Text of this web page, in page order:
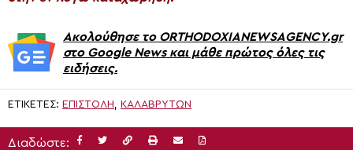
Ακολούθησε το ORTHODOXIANEWSAGENCY.gr
στο Google News και μάθε πρώτος όλες τις
ειδήσεις.
ΕΤΙΚΈΤΕΣ: ΕΠΙΣΤΟΛΗ , ΚΑΛΑΒΡΥΤΩΝ
Διαδώστε: